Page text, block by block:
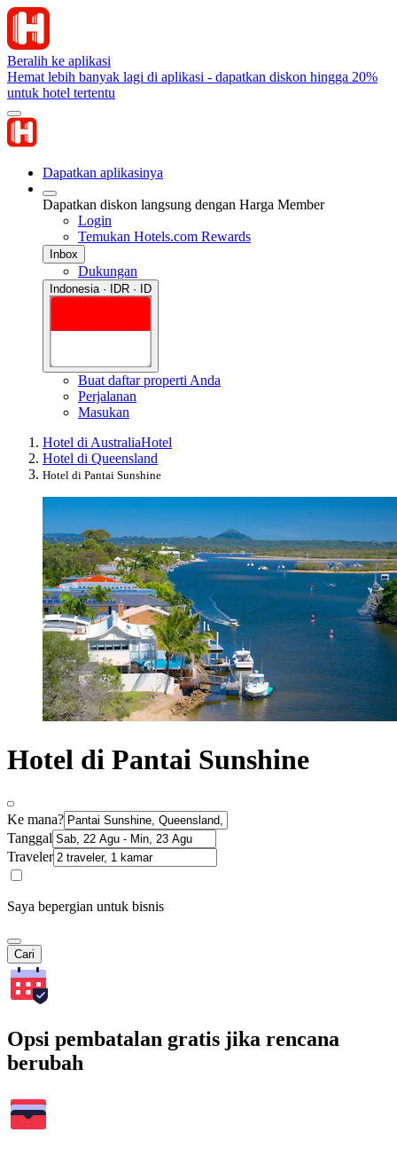
Beralih ke aplikasi
Hemat lebih banyak lagi di aplikasi - dapatkan diskon hingga 20%
untuk hotel tertentu
Dapatkan aplikasinya
Dapatkan diskon langsung dengan Harga Member
Login
Temukan Hotels.com Rewards
Inbox
Dukungan
Indonesia · IDR · ID
Buat daftar properti Anda
Perjalanan
Masukan
Hotel di AustraliaHotel
Hotel di Queensland
Hotel di Pantai Sunshine
Hotel di Pantai Sunshine
Ke mana?
Tanggal
Traveler
Saya bepergian untuk bisnis
Cari
Opsi pembatalan gratis jika rencana
berubah